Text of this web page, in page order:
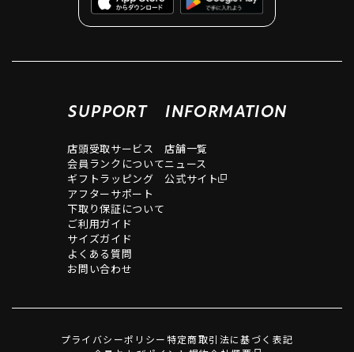
SUPPORT
店頭受取サービス
会員ランクについて
ギフトラッピング
アフターサポート
下取り保証について
ご利用ガイド
サイズガイド
よくある質問
お問い合わせ
INFORMATION
店舗一覧
ニュース
公式サイト
プライバシーポリシー特定商取引法に基づく表記